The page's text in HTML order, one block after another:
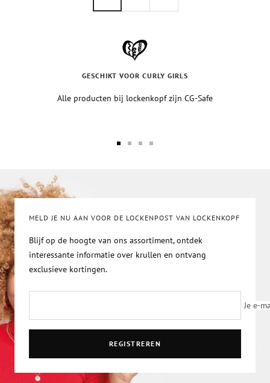
GESCHIKT VOOR CURLY GIRLS
Alle producten bij lockenkopf zijn CG-Safe
MELD JE NU AAN VOOR DE LOCKENPOST VAN LOCKENKOPF
Blijf op de hoogte van ons assortiment, ontdek
interessante informatie over krullen en ontvang
exclusieve kortingen.
Je e-
REGISTREREN